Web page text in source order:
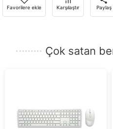
için
e-
Favorilere ekle Karşılaştır Paylaş
Çok satan